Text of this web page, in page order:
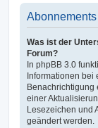
Was ist der
Forum?
In phpBB 3.0
Informationen bei
Benachrichtigung
einer
Lesezeichen und
geändert werden.